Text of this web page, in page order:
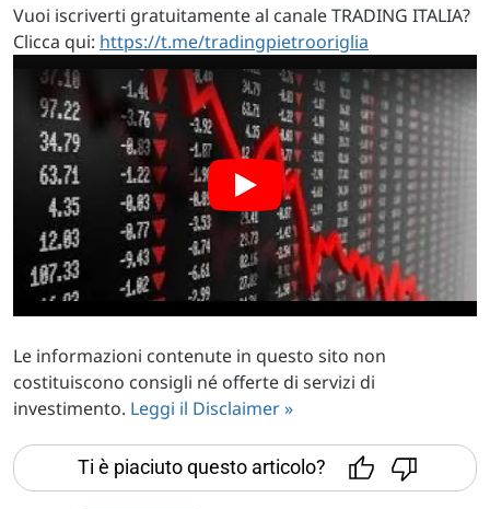
Vuoi iscriverti gratuitamente al canale TRADING ITALIA?
Clicca qui: https://t.me/tradingpietrooriglia
Le informazioni contenute in questo sito non
costituiscono consigli né offerte di servizi di
investimento. Leggi il Disclaimer »
Ti è piaciuto questo articolo?